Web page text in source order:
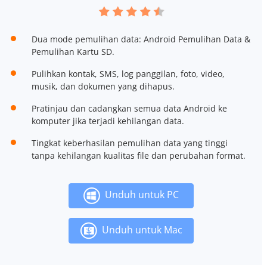
Dua mode pemulihan data: Android Pemulihan Data &
Pemulihan Kartu SD.
Pulihkan kontak, SMS, log panggilan, foto, video,
musik, dan dokumen yang dihapus.
Pratinjau dan cadangkan semua data Android ke
komputer jika terjadi kehilangan data.
Tingkat keberhasilan pemulihan data yang tinggi
tanpa kehilangan kualitas file dan perubahan format.
Unduh untuk PC
Unduh untuk Mac